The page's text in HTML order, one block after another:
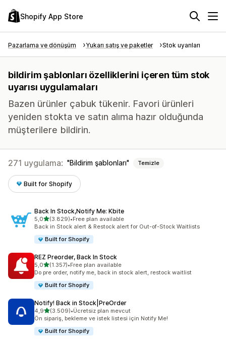
Shopify App Store
Pazarlama ve dönüşüm Yukarı satış ve paketler Stok uyarıları
bildirim şablonları özelliklerini içeren tüm stok
uyarısı uygulamaları
Bazen ürünler çabuk tükenir. Favori ürünleri
yeniden stokta ve satın alıma hazır olduğunda
müşterilere bildirin.
271 uygulama: Bildirim şablonları Temizle
Built for Shopify
Back In Stock,Notify Me: Kbite
5,05 yıldız üzerinden
(3.829)
toplam 3829 değerlendirme
•Free plan available
Back in Stock alert & Restock alert for Out-of-Stock Waitlists
Built for Shopify
REZ Preorder, Back In Stock
5,05 yıldız üzerinden
(1.357)
toplam 1357 değerlendirme
•Free plan available
Do pre order, notify me, back in stock alert, restock waitlist
Built for Shopify
Notify! Back in Stock|PreOrder
4,95 yıldız üzerinden
(3.509)
toplam 3509 değerlendirme
•Ücretsiz plan mevcut
Ön sipariş, bekleme ve istek listesi için Notify Me!
Built for Shopify